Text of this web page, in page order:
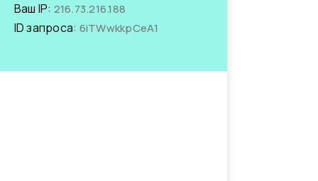
Ваш IP: 216.73.216.188
ID запроса: 6iTWwkkpCeA1